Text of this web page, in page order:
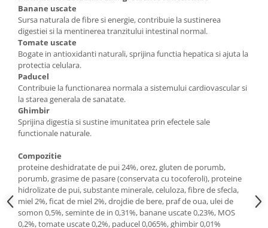
Banane uscate
Sursa naturala de fibre si energie, contribuie la sustinerea
digestiei si la mentinerea tranzitului intestinal normal.
Tomate uscate
Bogate in antioxidanti naturali, sprijina functia hepatica si ajuta la
protectia celulara.
Paducel
Contribuie la functionarea normala a sistemului cardiovascular si
la starea generala de sanatate.
Ghimbir
Sprijina digestia si sustine imunitatea prin efectele sale
functionale naturale.
Compozitie
proteine deshidratate de pui 24%, orez, gluten de porumb,
porumb, grasime de pasare (conservata cu tocoferoli), proteine
hidrolizate de pui, substante minerale, celuloza, fibre de sfecla,
miel 2%, ficat de miel 2%, drojdie de bere, praf de oua, ulei de
somon 0,5%, seminte de in 0,31%, banane uscate 0,23%, MOS
0,2%, tomate uscate 0,2%, paducel 0,065%, ghimbir 0,01%